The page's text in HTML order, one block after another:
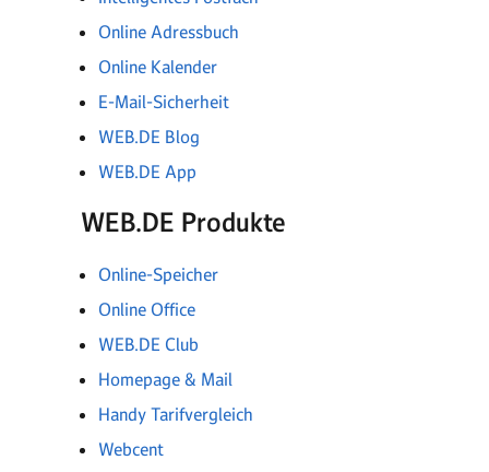
Online Adressbuch
Online Kalender
E-Mail-Sicherheit
WEB.DE Blog
WEB.DE App
WEB.DE Produkte
Online-Speicher
Online Office
WEB.DE Club
Homepage & Mail
Handy Tarifvergleich
Webcent